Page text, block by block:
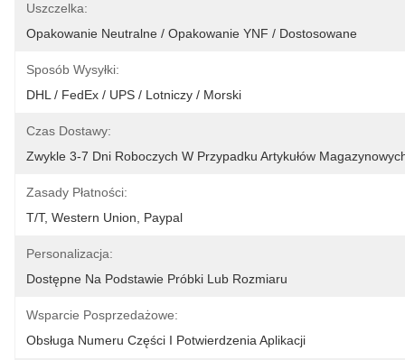
Uszczelka:
Opakowanie Neutralne / Opakowanie YNF / Dostosowane
Sposób Wysyłki:
DHL / FedEx / UPS / Lotniczy / Morski
Czas Dostawy:
Zwykle 3-7 Dni Roboczych W Przypadku Artykułów
Zasady Płatności:
T/T, Western Union, Paypal
Personalizacja:
Dostępne Na Podstawie Próbki Lub Rozmiaru
Wsparcie Posprzedażowe:
Obsługa Numeru Części I Potwierdzenia Aplikacji